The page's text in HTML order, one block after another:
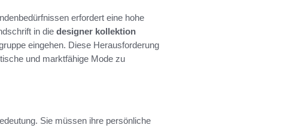
erfordert eine hohe
in die designer kollektion
eingehen. Diese Herausforderung
und marktfähige Mode zu
Sie müssen ihre persönliche